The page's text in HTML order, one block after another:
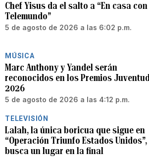
Chef Yisus da el salto a “En casa con
Telemundo”
5 de agosto de 2026 a las 6:02 p.m.
MÚSICA
Marc Anthony y Yandel serán
reconocidos en los Premios Juventud
2026
5 de agosto de 2026 a las 4:12 p.m.
TELEVISIÓN
Lalah, la única boricua que sigue en
“Operación Triunfo Estados Unidos”,
busca un lugar en la final